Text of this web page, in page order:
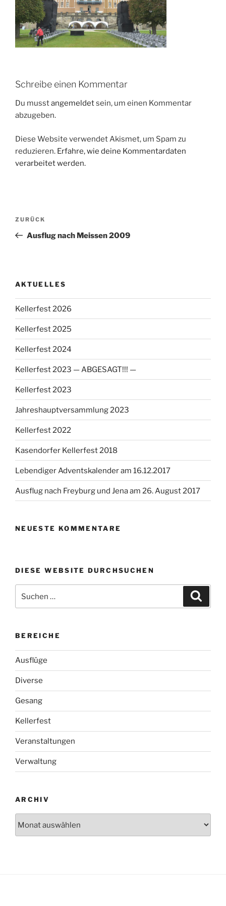
Schreibe einen Kommentar
Du musstangemeldetsein, um einen Kommentar
abzugeben.
Diese Website verwendet Akismet, um Spam zu
reduzieren. Erfahre, wie deine Kommentardaten
verarbeitet werden.
Beitragsnavigation
Vorheriger
Beitrag
ZURÜCK
Ausflug nach Meissen 2009
AKTUELLES
Kellerfest 2026
Kellerfest 2025
Kellerfest 2024
Kellerfest 2023 — ABGESAGT!!! —
Kellerfest 2023
Jahreshauptversammlung 2023
Kellerfest 2022
Kasendorfer Kellerfest 2018
Lebendiger Adventskalender am 16.12.2017
Ausflug nach Freyburg und Jena am 26. August 2017
NEUESTE KOMMENTARE
DIESE WEBSITE DURCHSUCHEN
nach:
BEREICHE
Ausflüge
Diverse
Gesang
Kellerfest
Veranstaltungen
Verwaltung
ARCHIV